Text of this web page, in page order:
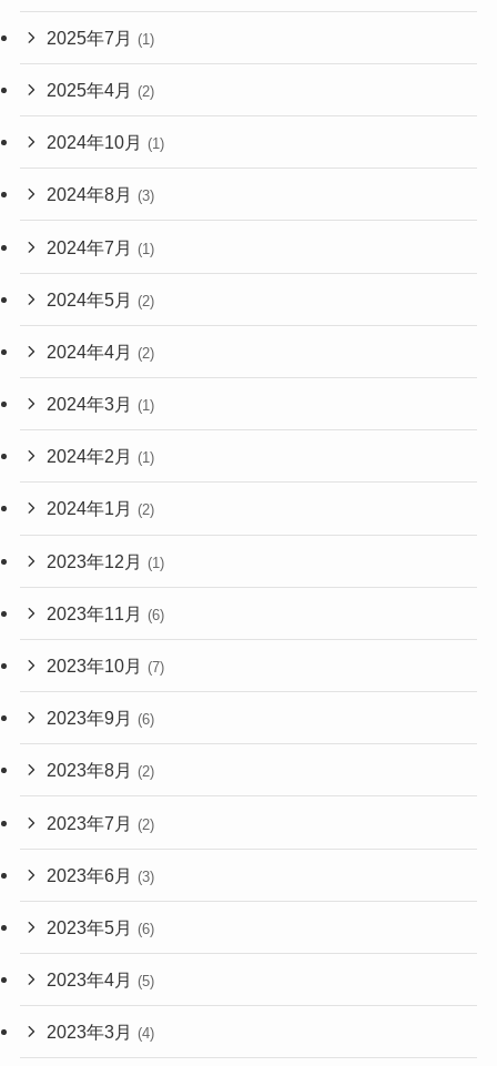
2025年7月 (1)
2025年4月 (2)
2024年10月 (1)
2024年8月 (3)
2024年7月 (1)
2024年5月 (2)
2024年4月 (2)
2024年3月 (1)
2024年2月 (1)
2024年1月 (2)
2023年12月 (1)
2023年11月 (6)
2023年10月 (7)
2023年9月 (6)
2023年8月 (2)
2023年7月 (2)
2023年6月 (3)
2023年5月 (6)
2023年4月 (5)
2023年3月 (4)